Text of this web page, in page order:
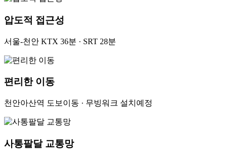
압도적 접근성
서울-천안 KTX 36분 · SRT 28분
편리한 이동
천안아산역 도보이동 · 무빙워크 설치예정
사통팔달 교통망